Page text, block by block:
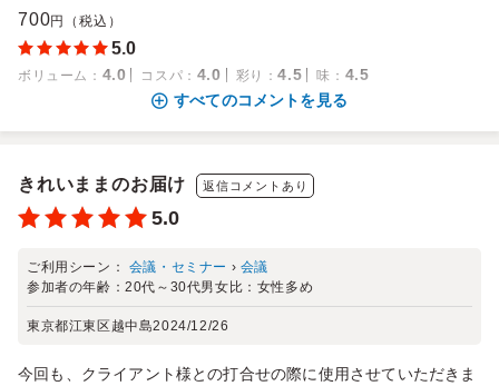
700円（税込）
5.0
ボリューム ： 4.0 コスパ ： 4.0 彩り ：4.5 味 ： 4.5
すべてのコメントを見る
きれいままのお届け 返信コメントあり
5.0
ご利用シーン： 会議・セミナー › 会議
参加者の年齢：20代～30代男女比： 女性多め
東京都江東区越中島2024/12/26
今回も、クライアント様との打合せの際に使用させていただきま